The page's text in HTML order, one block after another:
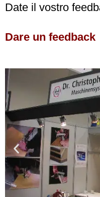
Date il vostro
Dare un feedback